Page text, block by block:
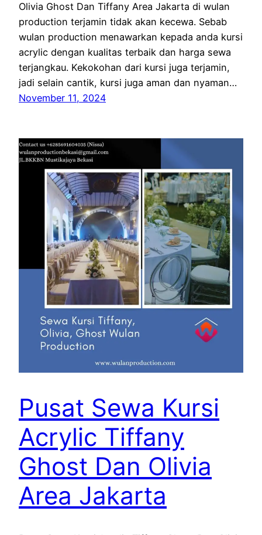
Olivia Ghost Dan Tiffany Area Jakarta di wulan
production terjamin tidak akan kecewa. Sebab
wulan production menawarkan kepada anda kursi
acrylic dengan kualitas terbaik dan harga sewa
terjangkau. Kekokohan dari kursi juga terjamin,
jadi selain cantik, kursi juga aman dan nyaman…
November 11, 2024
Pusat Sewa Kursi
Acrylic Tiffany
Ghost Dan Olivia
Area Jakarta